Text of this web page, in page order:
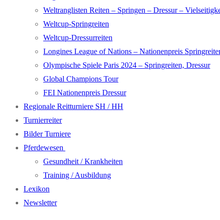
Weltranglisten Reiten – Springen – Dressur –
Weltcup-Springreiten
Weltcup-Dressurreiten
Longines League of Nations – Nationenpreis
Olympische Spiele Paris 2024 – Springreiten, Dressur
Global Champions Tour
FEI Nationenpreis Dressur
Regionale Reitturniere SH / HH
Turnierreiter
Bilder Turniere
Pferdewesen
Gesundheit / Krankheiten
Training / Ausbildung
Lexikon
Newsletter